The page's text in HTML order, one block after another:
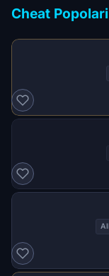
Cheat